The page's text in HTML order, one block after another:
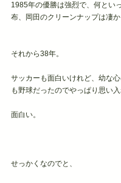
1985年の優勝は強烈で、何とい
布、岡田のクリーンナップは凄か
それから38年。
サッカーも面白いけれど、幼な
も野球だったのでやっぱり思い入
面白い。
せっかくなのでと、